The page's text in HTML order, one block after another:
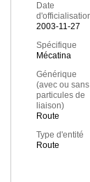
Date
2003-11-27
Spécifique
Mécatina
Générique
(avec ou sans
particules de
liaison)
Route
Type d'entité
Route